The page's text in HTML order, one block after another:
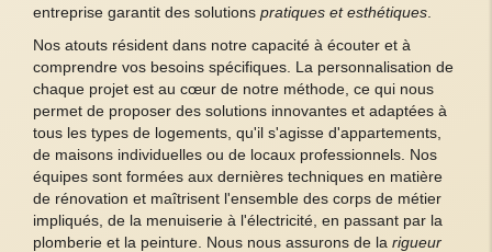
entreprise garantit des solutions pratiques et esthétiques
Nos atouts résident dans notre capacité à écouter et à
comprendre vos besoins spécifiques. La personnalisation de
chaque projet est au cœur de notre méthode, ce qui nous
permet de proposer des solutions innovantes et adaptées à
tous les types de logements, qu'il s'agisse d'appartements,
de maisons individuelles ou de locaux professionnels. Nos
équipes sont formées aux dernières techniques en matière
de rénovation et maîtrisent l'ensemble des corps de métier
impliqués, de la menuiserie à l'électricité, en passant par la
plomberie et la peinture. Nous nous assurons de la rigueur